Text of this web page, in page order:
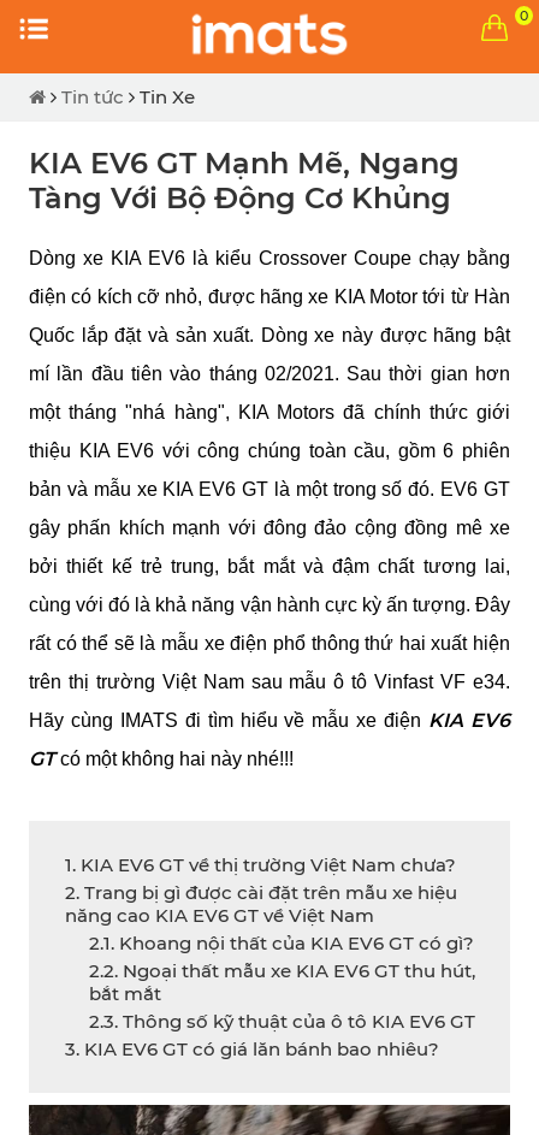
0
Tin tức Tin Xe
KIA EV6 GT Mạnh Mẽ, Ngang
Tàng Với Bộ Động Cơ Khủng
Dòng xe KIA EV6 là kiểu Crossover Coupe chạy bằng
điện có kích cỡ nhỏ, được hãng xe KIA Motor tới từ Hàn
Quốc lắp đặt và sản xuất. Dòng xe này được hãng bật
mí lần đầu tiên vào tháng 02/2021. Sau thời gian hơn
một tháng "nhá hàng", KIA Motors đã chính thức giới
thiệu KIA EV6 với công chúng toàn cầu, gồm 6 phiên
bản và mẫu xe KIA EV6 GT là một trong số đó. EV6 GT
gây phấn khích mạnh với đông đảo cộng đồng mê xe
bởi thiết kế trẻ trung, bắt mắt và đậm chất tương lai,
cùng với đó là khả năng vận hành cực kỳ ấn tượng. Đây
rất có thể sẽ là mẫu xe điện phổ thông thứ hai xuất hiện
trên thị trường Việt Nam sau mẫu ô tô Vinfast VF e34.
Hãy cùng IMATS đi tìm hiểu về mẫu xe điện KIA EV6
GT có một không hai này nhé!!!
1. KIA EV6 GT về thị trường Việt Nam chưa?
2. Trang bị gì được cài đặt trên mẫu xe hiệu
năng cao KIA EV6 GT về Việt Nam
2.1. Khoang nội thất của KIA EV6 GT có gì?
2.2. Ngoại thất mẫu xe KIA EV6 GT thu hút,
bắt mắt
2.3. Thông số kỹ thuật của ô tô KIA EV6 GT
3. KIA EV6 GT có giá lăn bánh bao nhiêu?